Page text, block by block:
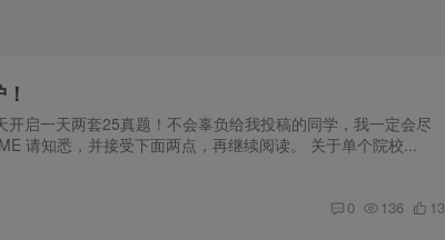
启一天两套25真题！不会辜负给我投稿的同学，我一定会尽
请知悉，并接受下面两点，再继续阅读。 关于单个院校...
0 136 13